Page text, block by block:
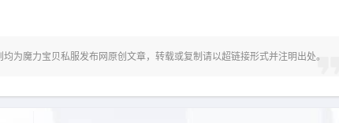
均为魔力宝贝私服发布网原创文章，转载或复制请以超链接形式并注明出处。